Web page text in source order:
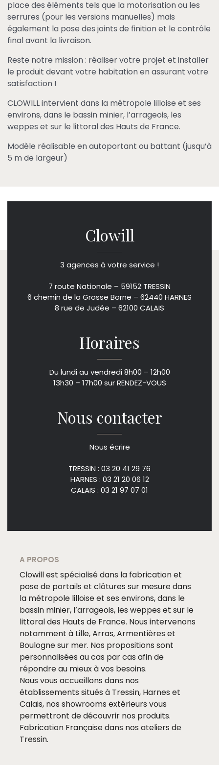
place des éléments tels que la motorisation ou les
serrures (pour les versions manuelles) mais
également la pose des joints de finition et le contrôle
final avant la livraison.
Reste notre mission : réaliser votre projet et installer
le produit devant votre habitation en assurant votre
satisfaction !
CLOWILL intervient dans la métropole lilloise et ses
environs, dans le bassin minier, l’arrageois, les
weppes et sur le littoral des Hauts de France.
Modèle réalisable en autoportant ou battant (jusqu’à
5 m de largeur)
Clowill
3 agences à votre service !
7 route Nationale – 59152 TRESSIN
6 chemin de la Grosse Borne – 62440 HARNES
8 rue de Judée – 62100 CALAIS
Horaires
Du lundi au vendredi 8h00 – 12h00
13h30 – 17h00 sur RENDEZ-VOUS
Nous contacter
Nous écrire
TRESSIN : 03 20 41 29 76
HARNES : 03 21 20 06 12
CALAIS : 03 21 97 07 01
A PROPOS
Clowill est spécialisé dans la fabrication et
pose de portails et clôtures sur mesure dans
la métropole lilloise et ses environs, dans le
bassin minier, l’arrageois, les weppes et sur le
littoral des Hauts de France. Nous intervenons
notamment à Lille, Arras, Armentières et
Boulogne sur mer. Nos propositions sont
personnalisées au cas par cas afin de
répondre au mieux à vos besoins.
Nous vous accueillons dans nos
établissements situés à Tressin, Harnes et
Calais, nos showrooms extérieurs vous
permettront de découvrir nos produits.
Fabrication Française dans nos ateliers de
Tressin.